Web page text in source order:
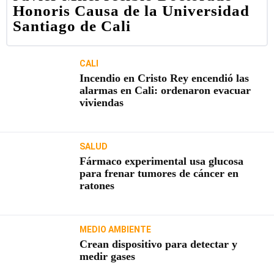
Honoris Causa de la Universidad
Santiago de Cali
CALI
Incendio en Cristo Rey encendió las
alarmas en Cali: ordenaron evacuar
viviendas
SALUD
Fármaco experimental usa glucosa
para frenar tumores de cáncer en
ratones
MEDIO AMBIENTE
Crean dispositivo para detectar y
medir gases